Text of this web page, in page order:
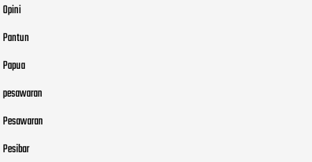
Opini
Pantun
Papua
pesawaran
Pesawaran
Pesibar